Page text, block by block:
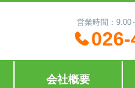
営業時間：
会社概要